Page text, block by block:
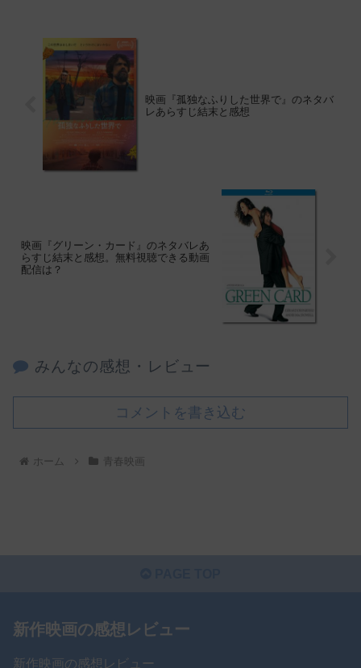
映画『孤独なふりした世界で』のネタバ
レあらすじ結末と感想
映画『グリーン・カード』のネタバレあ
らすじ結末と感想。無料視聴できる動画
配信は？
みんなの感想・レビュー
コメントを書き込む
ホーム 青春映画
新作映画の感想レビュー
新作映画の感想レビュー